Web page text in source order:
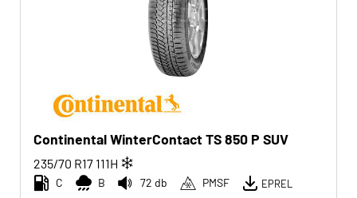
Continental WinterContact TS 850 P SUV
235/70 R17 111H
C B 72 db PMSF EPREL